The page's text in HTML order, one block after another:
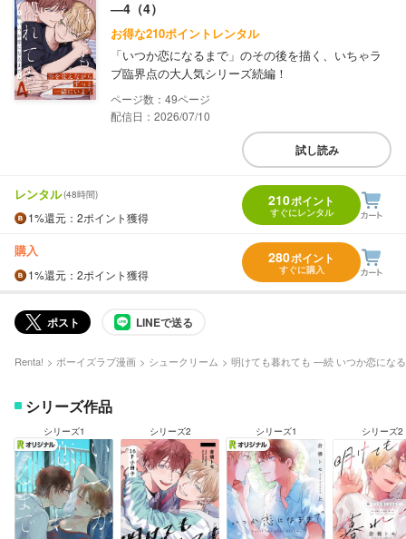
―4（4）
お得な210ポイントレンタル
「いつか恋になるまで」のその後を描く、いちゃラ
ブ臨界点の大人気シリーズ続編！
49
配信日：2026/07/10
試し読み
レンタル(48時間)
1%還元 ：2ポイント獲得
210ポイント
すぐにレンタル
購入
1%還元 ：2ポイント獲得
280ポイント
すぐに購入
ポスト LINEで送る
Renta! ボーイズラブ漫画 シュークリーム 明けても暮れても ―続 いつか恋にな
シリーズ作品
シリーズ1 シリーズ2 シリーズ1 シリーズ2